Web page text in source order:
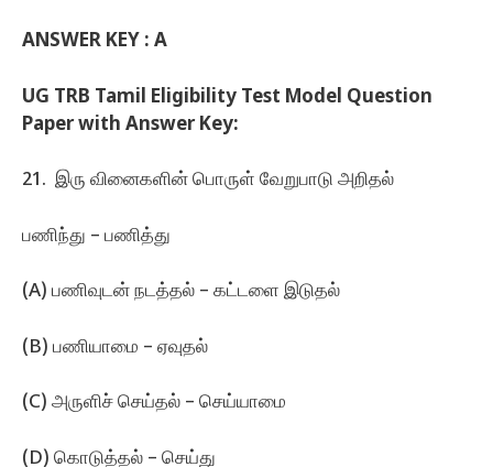
ANSWER KEY : A
UG TRB Tamil Eligibility Test Model Question
Paper with Answer Key:
21. இரு வினைகளின்‌ பொருள்‌ வேறுபாடு அறிதல்‌
பணிந்து – பணித்து
(A) பணிவுடன்‌ நடத்தல்‌ – கட்டளை இடுதல்‌
(B) பணியாமை – ஏவுதல்‌
(C) அருளிச்‌ செய்தல்‌ – செய்யாமை
(D) கொடுத்தல்‌ – செய்து